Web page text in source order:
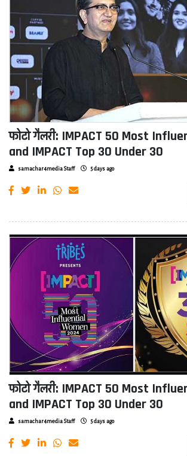
फोटो गैलरी: IMPACT 50 Most
and IMPACT Top 30 Under 30
samachar4media Staff 5 days ago
फोटो गैलरी: IMPACT 50 Most
and IMPACT Top 30 Under 30
samachar4media Staff 5 days ago